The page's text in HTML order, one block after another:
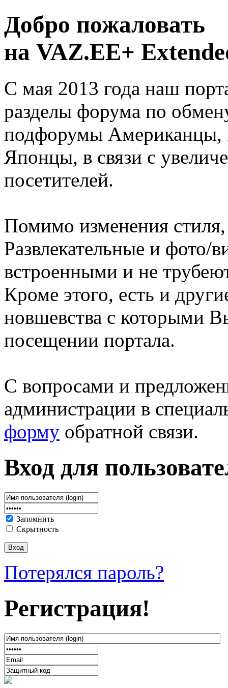
Добро пожаловать
на VAZ.EE+
С мая 2013 года наш
разделы форума по
подфорумы
Японцы, в связи с
посетителей.
Помимо изменения
Развлекательные и фото/
встроенными и не
Кроме этого, есть и
новшевства с которыми
посещении портала.
С вопросами и
администрации в
форму обратной связи.
Вход для
Запомнить
Скрытность
Потерялся пароль?
Регистрация!